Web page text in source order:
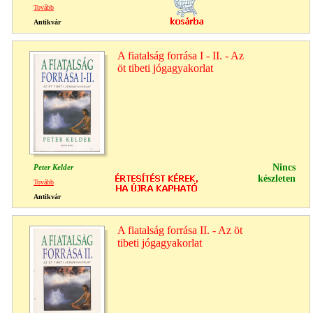
Tovább
Antikvár
A fiatalság forrása I - II. - Az
öt tibeti jógagyakorlat
Peter Kelder
Nincs
készleten
Tovább
Antikvár
A fiatalság forrása II. - Az öt
tibeti jógagyakorlat